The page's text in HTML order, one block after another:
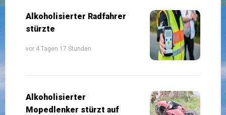
Alkoholisierter Radfahrer
stürzte
vor 4 Tagen 17 Stunden
Alkoholisierter
Mopedlenker stürzt auf